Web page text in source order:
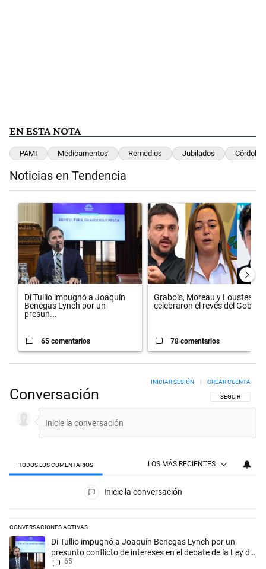
EN ESTA NOTA
PAMI Medicamentos Remedios Jubilados Córdoba
Noticias en Tendencia
Un artículo de tendencia con el título "Di Tullio impugnó a Joaquín
Di Tullio impugnó a Joaquín
Benegas Lynch por un
presun...
65 comentarios
Un artículo de tendencia con el
Grabois, Moreau y Lousteau
celebraron el revés del Gobi...
78 comentarios
Conversación SIGA ESTA
SEGUIR
INICIAR SESIÓN CREAR CUENTA
TODOS LOS COMENTARIOS LOS MÁS RECIENTES
Todos los comentarios
Inicie la conversación
CONVERSACIONES ACTIVAS
Este listado muestra los artículos con más comentarios en los
Un artículo de tendencia con el título "Di Tullio impugnó a Joaquín
Di Tullio impugnó a Joaquín Benegas Lynch por un
presunto conflicto de intereses en el debate de la Ley de
Tierras
65